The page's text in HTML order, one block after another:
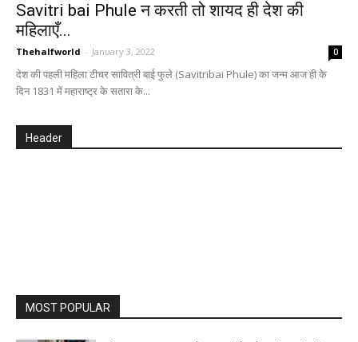
Savitri bai Phule न करती तो शायद ही देश की
महिलाएँ...
Thehalfworld - January 3, 2022 0
देश की पहली महिला टीचर सावित्री बाई फुले (Savitribai Phule) का जन्म आज ही के
दिन 1831 में महाराष्ट्र के सतारा के...
Header
MOST POPULAR